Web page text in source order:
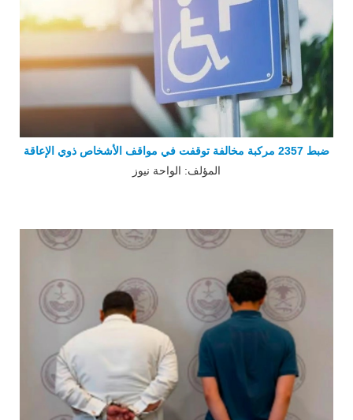
ضبط 2357 مركبة مخالفة توقفت في مواقف الأشخاص ذوي الإعاقة
المؤلف: الواحة نيوز